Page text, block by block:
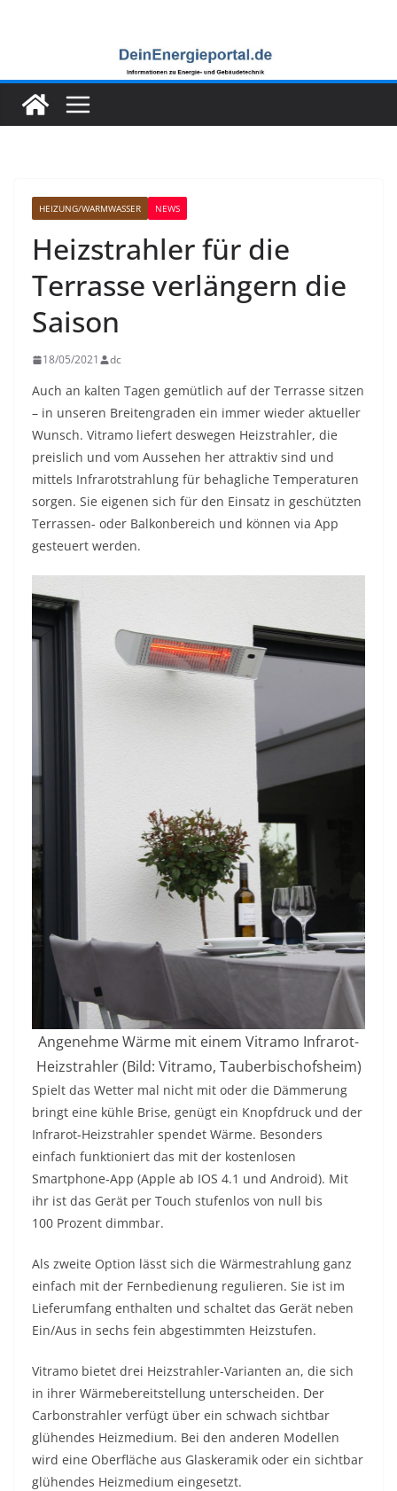
HEIZUNG/WARMWASSER NEWS
Heizstrahler für die
Terrasse verlängern die
Saison
18/05/2021 dc
Auch an kalten Tagen gemütlich auf der Terrasse sitzen
– in unseren Breitengraden ein immer wieder aktueller
Wunsch. Vitramo liefert deswegen Heizstrahler, die
preislich und vom Aussehen her attraktiv sind und
mittels Infrarotstrahlung für behagliche Temperaturen
sorgen. Sie eigenen sich für den Einsatz in geschützten
Terrassen- oder Balkonbereich und können via App
gesteuert werden.
Angenehme Wärme mit einem Vitramo Infrarot-
Heizstrahler (Bild: Vitramo, Tauberbischofsheim)
Spielt das Wetter mal nicht mit oder die Dämmerung
bringt eine kühle Brise, genügt ein Knopfdruck und der
Infrarot-Heizstrahler spendet Wärme. Besonders
einfach funktioniert das mit der kostenlosen
Smartphone-App (Apple ab IOS 4.1 und Android). Mit
ihr ist das Gerät per Touch stufenlos von null bis
100 Prozent dimmbar.
Als zweite Option lässt sich die Wärmestrahlung ganz
einfach mit der Fernbedienung regulieren. Sie ist im
Lieferumfang enthalten und schaltet das Gerät neben
Ein/Aus in sechs fein abgestimmten Heizstufen.
Vitramo bietet drei Heizstrahler-Varianten an, die sich
in ihrer Wärmebereitstellung unterscheiden. Der
Carbonstrahler verfügt über ein schwach sichtbar
glühendes Heizmedium. Bei den anderen Modellen
wird eine Oberfläche aus Glaskeramik oder ein sichtbar
glühendes Heizmedium eingesetzt.